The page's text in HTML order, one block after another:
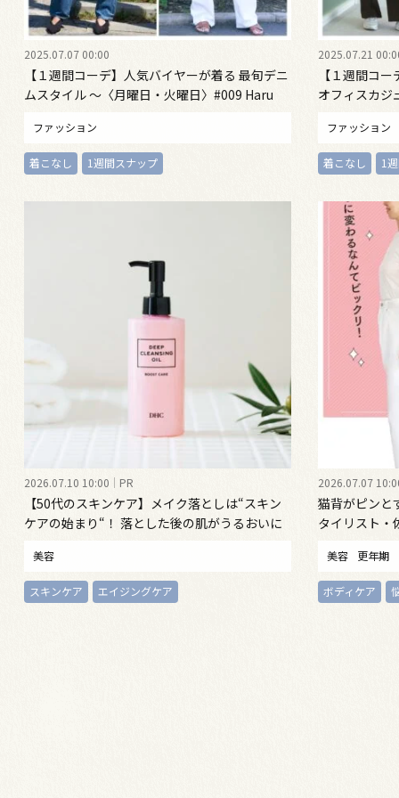
2025.07.07 00:00
【１週間コーデ】人気バイヤーが着る 最旬デニ
ムスタイル ～〈月曜日・火曜日〉#009 Haru
ファッション
着こなし 1週間スナップ
2025.07.21
【１週間コ
オフィスカジ
ファッション
着こなし 1
2026.07.10 10:00 PR
【50代のスキンケア】メイク落としは“スキン
ケアの始まり“！ 落とした後の肌がうるおいに
美容
スキンケア エイジングケア
2026.07.07
猫背がピンと
タイリスト・
美容 更年期
ボディケア